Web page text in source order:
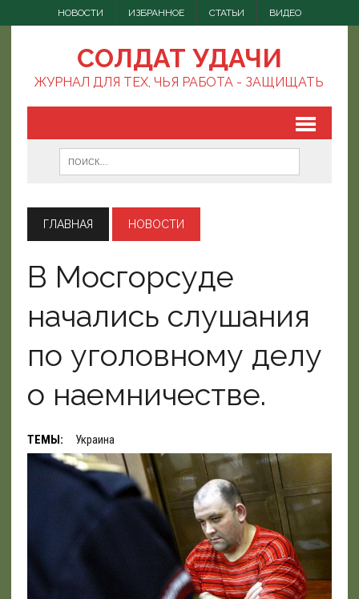
НОВОСТИ ИЗБРАННОЕ СТАТЬИ ВИДЕО
СОЛДАТ УДАЧИ
ЖУРНАЛ ДЛЯ ТЕХ, ЧЬЯ РАБОТА - ЗАЩИЩАТЬ
ГЛАВНАЯ НОВОСТИ
В Мосгорсуде
начались слушания
по уголовному делу
о наемничестве.
ТЕМЫ: Украина